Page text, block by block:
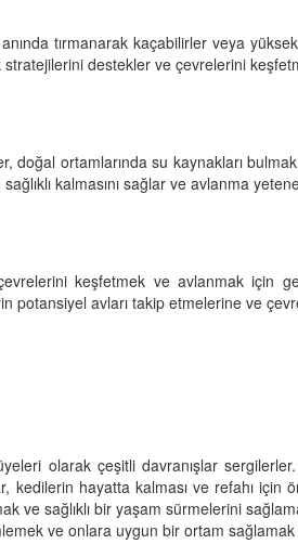
tırmanarak kaçabilirler veya
stratejilerini destekler ve çevrelerini
doğal ortamlarında su kaynakları
kalmasını sağlar ve avlanma
keşfetmek ve avlanmak için
potansiyel avları takip etmelerine ve
olarak çeşitli davranışlar
kedilerin hayatta kalması ve refahı için
ve sağlıklı bir yaşam sürmelerini
ve onlara uygun bir ortam